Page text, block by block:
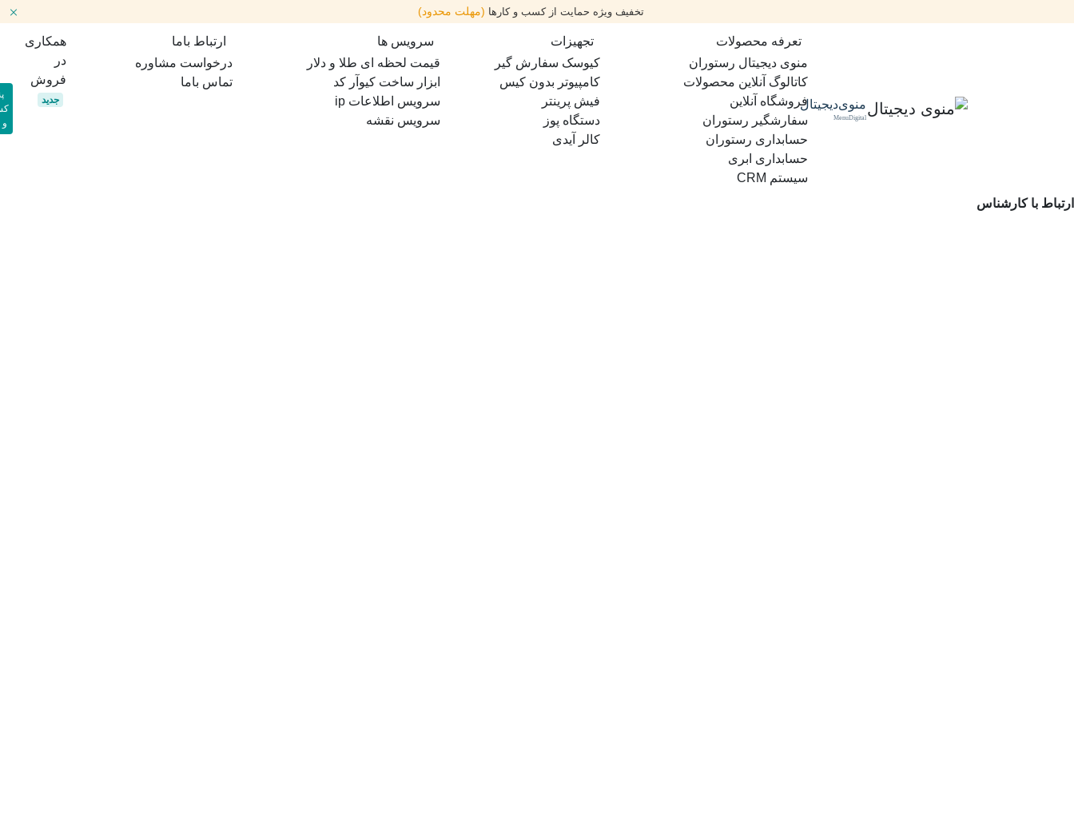
تخفیف ویژه حمایت از کسب و کارها (مهلت محدود)
منوی‌دیجیتال
MenuDigital
تعرفه محصولات
منوی دیجیتال رستوران
کاتالوگ آنلاین محصولات
فروشگاه آنلاین
سفارشگیر رستوران
حسابداری رستوران
حسابداری ابری
سیستم CRM
تجهیزات
کیوسک سفارش گیر
کامپیوتر بدون کیس
فیش پرینتر
دستگاه پوز
کالر آیدی
سرویس ها
قیمت لحظه ای طلا و دلار
ابزار ساخت کیوآر کد
سرویس اطلاعات ip
سرویس نقشه
ارتباط باما
درخواست مشاوره
تماس باما
همکاری
در
فروش
جدید
و
ارتباط با کارشناس